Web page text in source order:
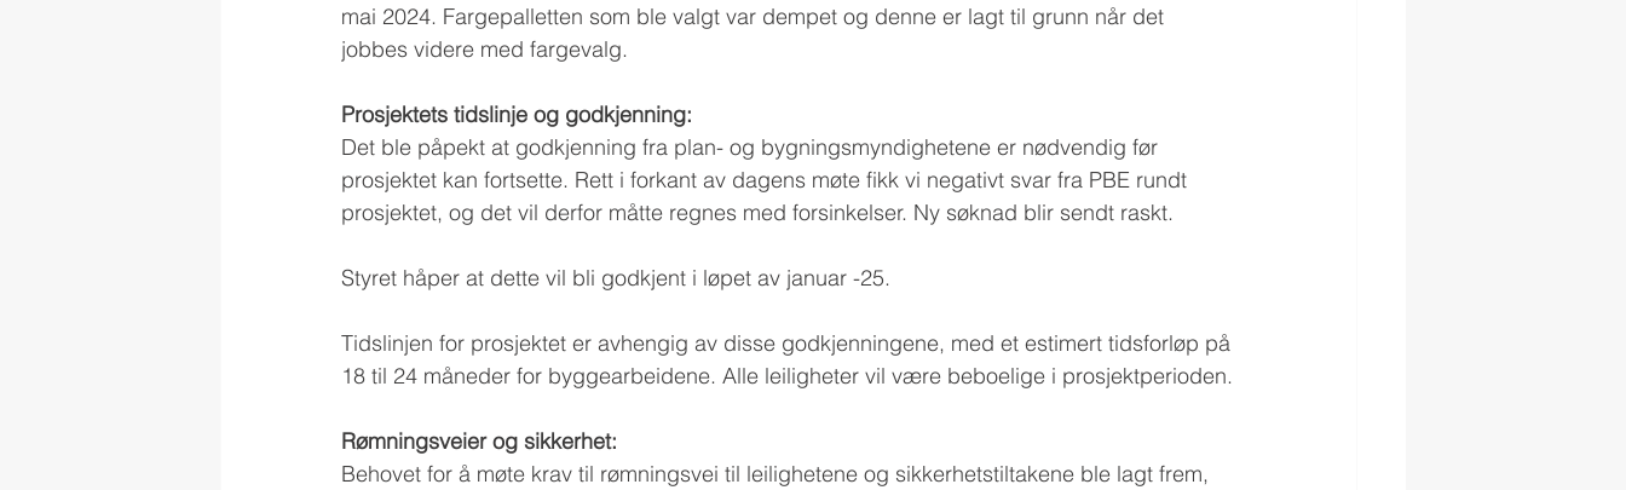
mai 2024. Fargepalletten som ble valgt var dempet og denne er lagt til grunn når det
jobbes videre med fargevalg.
Prosjektets tidslinje og godkjenning:
Det ble påpekt at godkjenning fra plan- og bygningsmyndighetene er nødvendig før
prosjektet kan fortsette. Rett i forkant av dagens møte fikk vi negativt svar fra PBE rundt
prosjektet, og det vil derfor måtte regnes med forsinkelser. Ny søknad blir sendt raskt.
Styret håper at dette vil bli godkjent i løpet av januar -25.
Tidslinjen for prosjektet er avhengig av disse godkjenningene, med et estimert tidsforløp på
18 til 24 måneder for byggearbeidene. Alle leiligheter vil være beboelige i prosjektperioden.
Rømningsveier og sikkerhet:
Behovet for å møte krav til rømningsvei til leilighetene og sikkerhetstiltakene ble lagt frem,